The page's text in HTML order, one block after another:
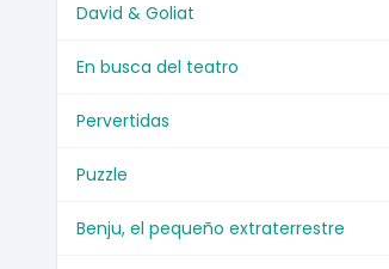
David & Goliat
En busca del teatro
Pervertidas
Puzzle
Benju, el pequeño extraterrestre